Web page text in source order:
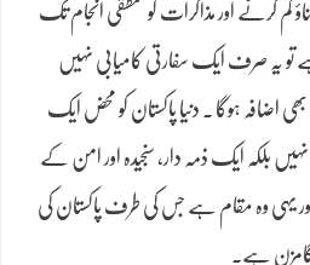
کم کرنے اور مذاکرات کو منطقی انجام تک
یہ صرف ایک سفارتی کامیابی نہیں
بھی اضافہ ہوگا ۔ دنیا پاکستان کو محض ایک
بلکہ ایک ذمہ دار، سنجیدہ اور امن کے
یہی وہ مقام ہے جس کی طرف پاکستان کی
ہے۔